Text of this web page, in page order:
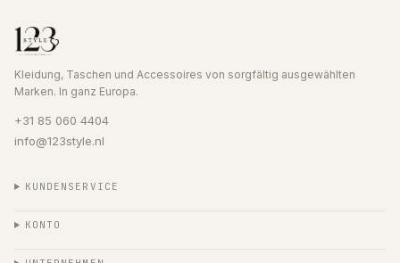
Kleidung, Taschen und Accessoires von sorgfältig ausgewählten
Marken. In ganz Europa.
+31 85 060 4404
info@123style.nl
KUNDENSERVICE
KONTO